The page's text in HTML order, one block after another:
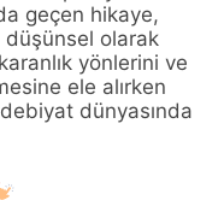
geçen hikaye,
düşünsel olarak
yönlerini ve
ele alırken
dünyasında